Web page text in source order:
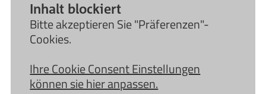
Inhalt blockiert
Bitte akzeptieren Sie "Präferenzen"-
Cookies.
Ihre Cookie Consent Einstellungen
können sie hier anpassen.